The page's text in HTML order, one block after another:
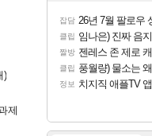
)
제
잡담 26년 7월 팔로우 상승량
클립 임나은) 진짜 음
짤방 젠레스 존 제로 캐릭
클립 풍월량) 물소는 왜 물소라고 하는
정보 치지직 애플TV